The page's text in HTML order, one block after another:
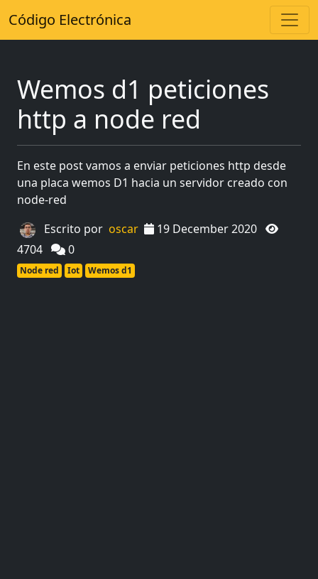
Código Electrónica
Wemos d1 peticiones
http a node red
En este post vamos a enviar peticiones http desde
una placa wemos D1 hacia un servidor creado con
node-red
Escrito por oscar
19 December 2020
4704
0
Node red Iot Wemos d1